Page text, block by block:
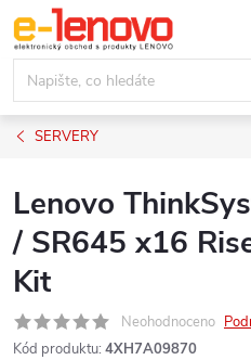
Přejít
na
obsah
SERVERY
Lenovo
/ SR645 x16
Kit
Neohodnoceno
Kód produktu: 4XH7A09870